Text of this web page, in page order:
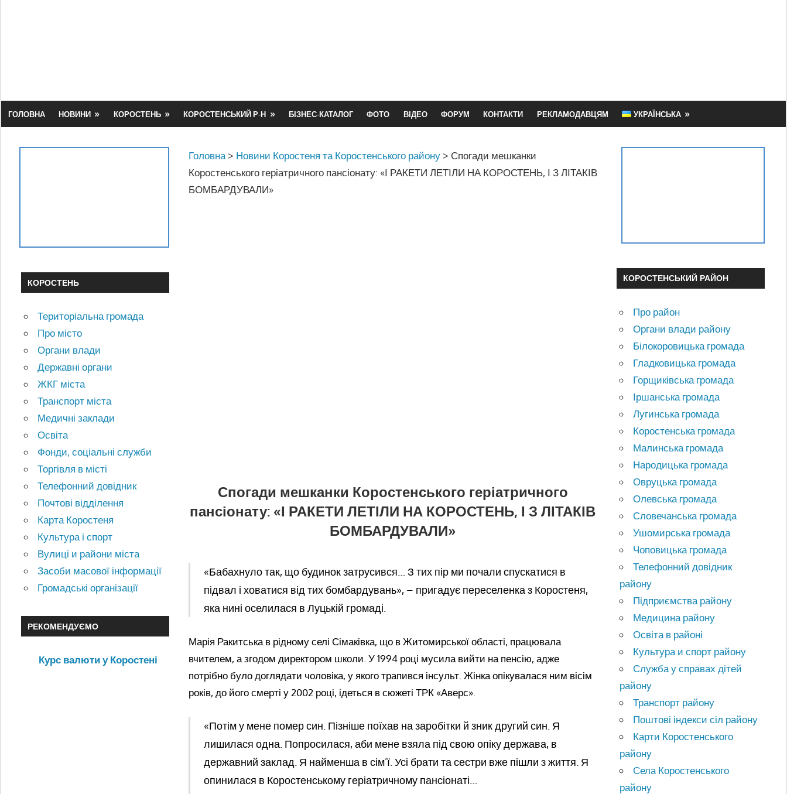
ГОЛОВНА НОВИНИ КОРОСТЕНЬ КОРОСТЕНСЬКИЙ Р-Н БІЗНЕС-КАТАЛОГ ФОТО ВІДЕО ФОРУМ КОНТАКТИ РЕКЛАМОДАВЦЯМ УКРАЇНСЬКА
Головна > Новини Коростеня та Коростенського району > Спогади мешканки
Коростенського геріатричного пансіонату: «І РАКЕТИ ЛЕТІЛИ НА КОРОСТЕНЬ, І З ЛІТАКІВ
БОМБАРДУВАЛИ»
Спогади мешканки Коростенського геріатричного
пансіонату: «І РАКЕТИ ЛЕТІЛИ НА КОРОСТЕНЬ, І З ЛІТАКІВ
БОМБАРДУВАЛИ»
«Бабахнуло так, що будинок затрусився… З тих пір ми почали спускатися в
підвал і ховатися від тих бомбардувань», – пригадує переселенка з Коростеня,
яка нині оселилася в Луцькій громаді.
Марія Ракитська в рідному селі Сімаківка, що в Житомирської області, працювала
вчителем, а згодом директором школи. У 1994 році мусила вийти на пенсію, адже
потрібно було доглядати чоловіка, у якого трапився інсульт. Жінка опікувалася ним вісім
років, до його смерті у 2002 році, ідеться в сюжеті ТРК «Аверс».
«Потім у мене помер син. Пізніше поїхав на заробітки й зник другий син. Я
лишилася одна. Попросилася, аби мене взяла під свою опіку держава, в
державний заклад. Я найменша в сім’ї. Усі брати та сестри вже пішли з життя. Я
опинилася в Коростенському геріатричному пансіонаті…
КОРОСТЕНЬ
Територіальна громада
Про місто
Органи влади
Державні органи
ЖКГ міста
Транспорт міста
Медичні заклади
Освіта
Фонди, соціальні служби
Торгівля в місті
Телефонний довідник
Почтові відділення
Карта Коростеня
Культура і спорт
Вулиці и райони міста
Засоби масової інформації
Громадські організації
РЕКОМЕНДУЄМО
Курс валюти у Коростені
КОРОСТЕНСЬКИЙ РАЙОН
Про район
Органи влади району
Білокоровицька громада
Гладковицька громада
Горщиківська громада
Іршанська громада
Лугинська громада
Коростенська громада
Малинська громада
Народицька громада
Овруцька громада
Олевська громада
Словечанська громада
Ушомирська громада
Чоповицька громада
Телефонний довідник
району
Підприємства району
Медицина району
Освіта в районі
Культура и спорт району
Служба у справах дітей
району
Транспорт району
Поштові індекси сіл району
Карти Коростенського
району
Села Коростенського
району